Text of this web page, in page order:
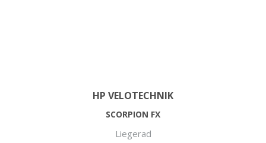
HP VELOTECHNIK
SCORPION FX
Liegerad